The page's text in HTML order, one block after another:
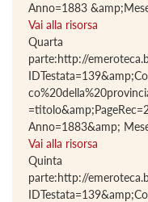
Anno=1883
Vai alla risorsa
Quarta
parte:http://
Anno=1883&amp;
Vai alla risorsa
Quinta
parte:http://